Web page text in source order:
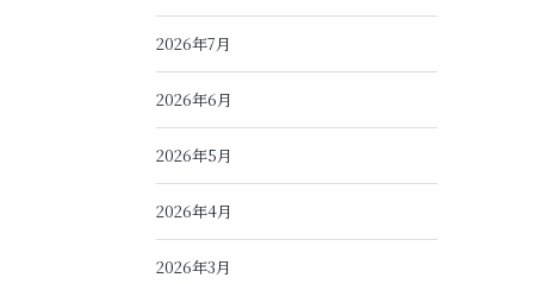
2026年7月
2026年6月
2026年5月
2026年4月
2026年3月